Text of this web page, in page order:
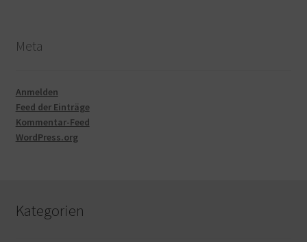
Meta
Anmelden
Feed der Einträge
Kommentar-Feed
WordPress.org
Kategorien